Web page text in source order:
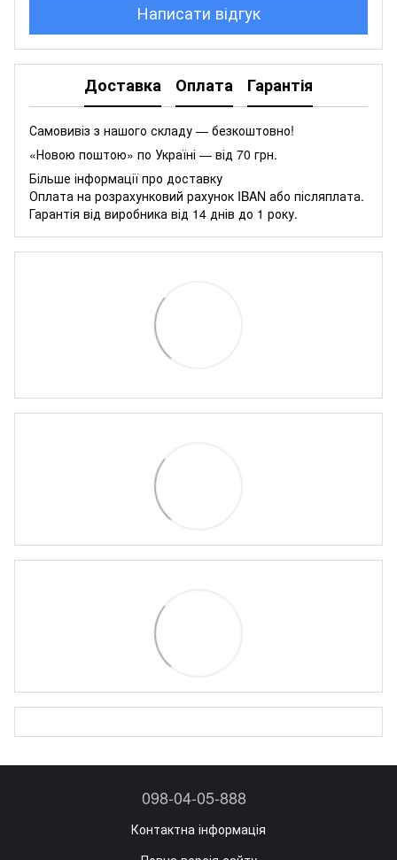
Написати відгук
Доставка Оплата Гарантія
Самовивіз з нашого складу — безкоштовно!
«Новою поштою» по Україні — від 70 грн.
Більше інформації про доставку
Оплата на розрахунковий рахунок IBAN або післяплата.
Гарантія від виробника від 14 днів до 1 року.
098-04-05-888
Контактна інформація